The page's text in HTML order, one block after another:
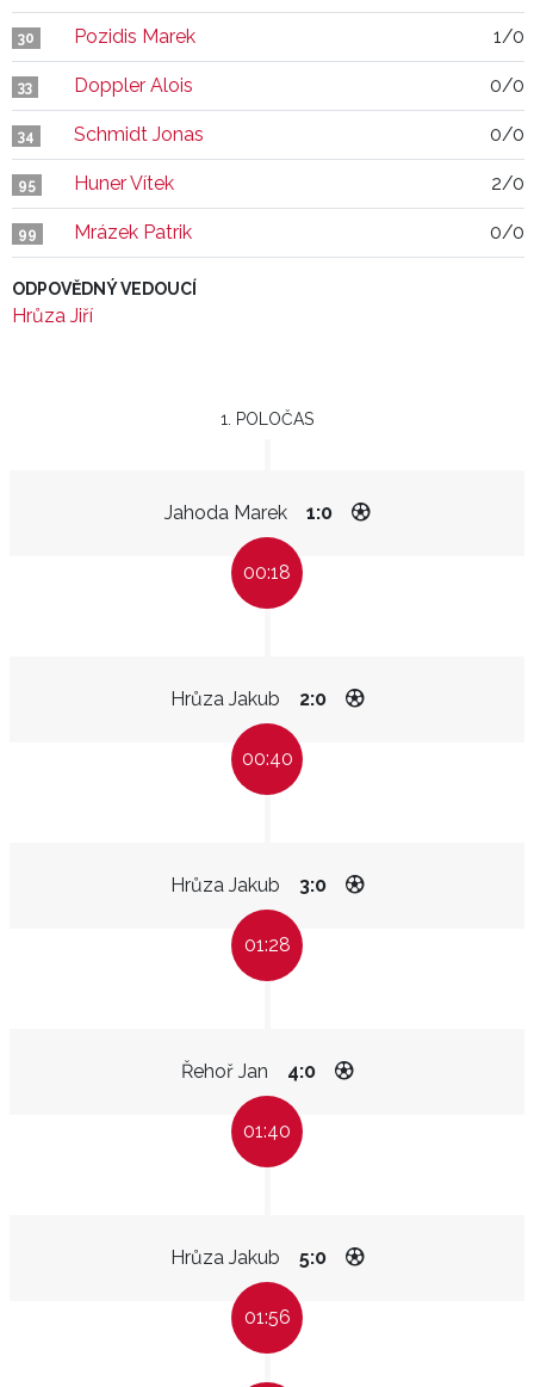
30 Pozidis Marek 1/0
33 Doppler Alois 0/0
34 Schmidt Jonas 0/0
95 Huner Vítek 2/0
99 Mrázek Patrik 0/0
ODPOVĚDNÝ VEDOUCÍ
Hrůza Jiří
1. POLOČAS
Jahoda Marek 1:0
00:18
Hrůza Jakub 2:0
00:40
Hrůza Jakub 3:0
01:28
Řehoř Jan 4:0
01:40
Hrůza Jakub 5:0
01:56